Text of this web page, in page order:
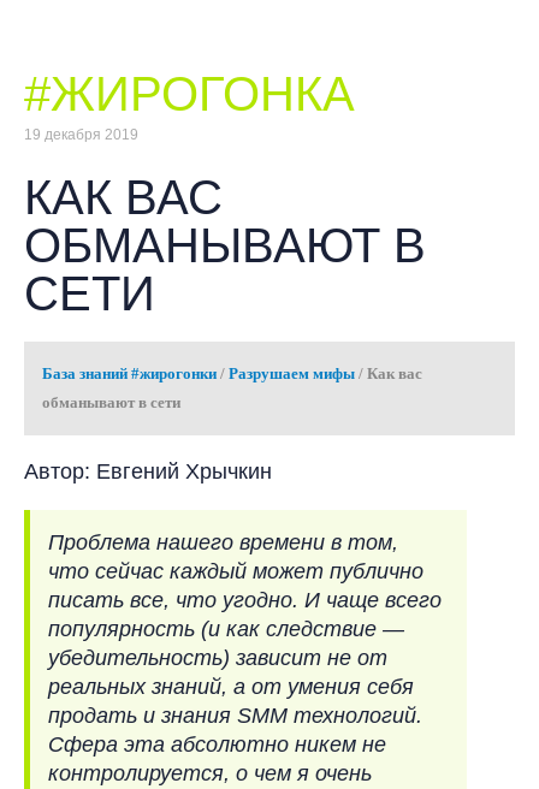
#ЖИРОГОНКА
19 декабря 2019
КАК ВАС
ОБМАНЫВАЮТ В
СЕТИ
База знаний #жирогонки / Разрушаем мифы / Как вас
обманывают в сети
Автор: Евгений Хрычкин
Проблема нашего времени в том,
что сейчас каждый может публично
писать все, что угодно. И чаще всего
популярность (и как следствие —
убедительность) зависит не от
реальных знаний, а от умения себя
продать и знания SMM технологий.
Сфера эта абсолютно никем не
контролируется, о чем я очень